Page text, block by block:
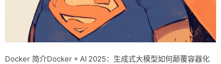
Docker 简介Docker + AI 2025：生成式大模型如何颠覆容器化